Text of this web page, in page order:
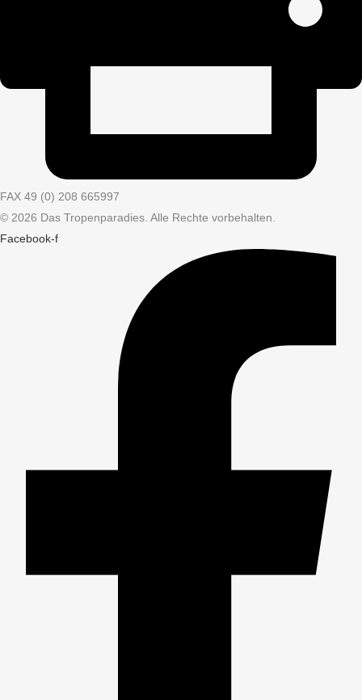
FAX 49 (0) 208 665997
© 2026 Das Tropenparadies. Alle Rechte vorbehalten.
Facebook-f